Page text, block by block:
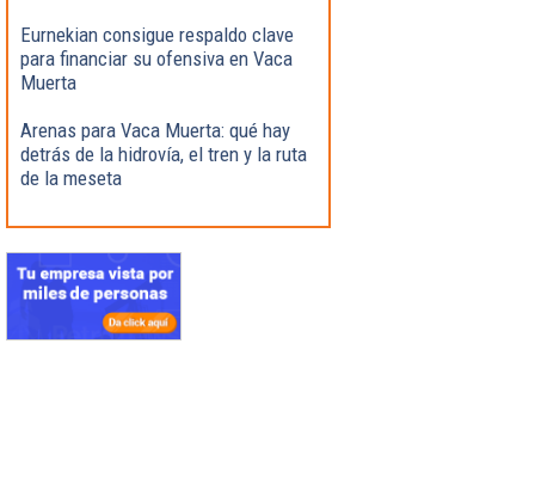
Eurnekian consigue respaldo clave
para financiar su ofensiva en Vaca
Muerta
Arenas para Vaca Muerta: qué hay
detrás de la hidrovía, el tren y la ruta
de la meseta